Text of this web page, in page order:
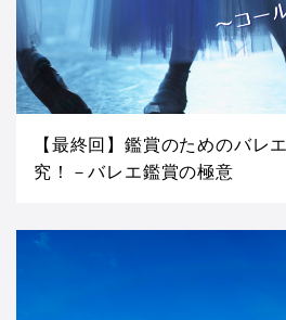
【最終回】鑑賞のためのバレ
究！－バレエ鑑賞の極意